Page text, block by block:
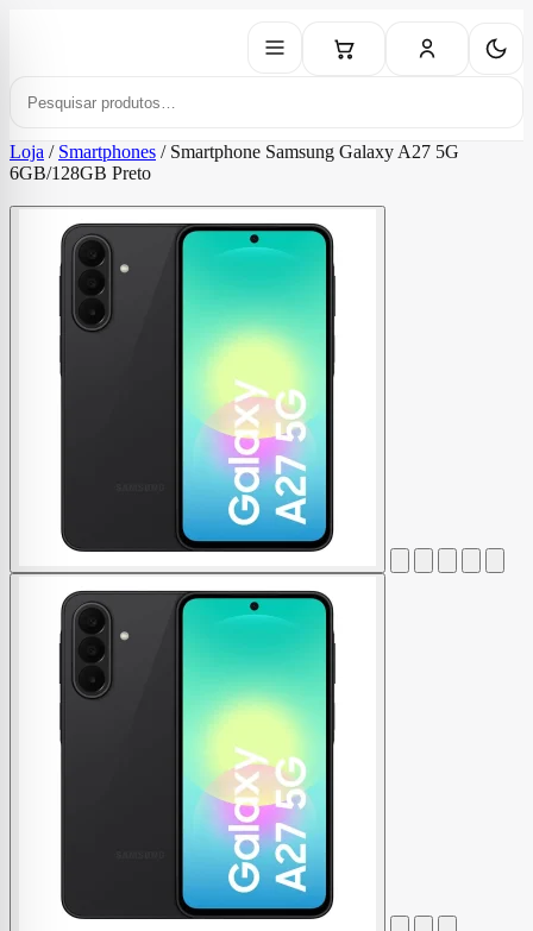
Loja / Smartphones / Smartphone Samsung Galaxy A27 5G
6GB/128GB Preto